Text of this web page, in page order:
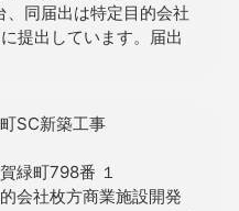
同届出は特定目的会社
提出しています。届出
SC新築工事
緑町798番 １
会社枚方商業施設開発